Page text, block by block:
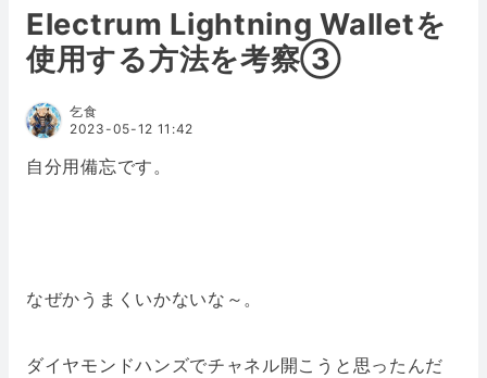
Electrum Lightning Walletを
使用する方法を考察③
乞食
2023-05-12 11:42
自分用備忘です。
なぜかうまくいかないな～。
ダイヤモンドハンズでチャネル開こうと思ったんだ